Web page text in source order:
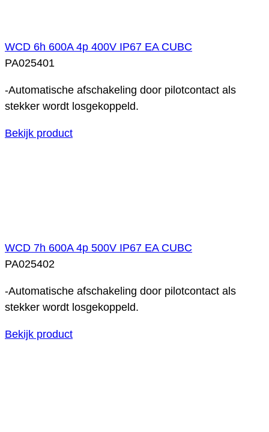
WCD 6h 600A 4p 400V IP67 EA CUBC
PA025401
-Automatische afschakeling door pilotcontact als
stekker wordt losgekoppeld.
Bekijk product
WCD 7h 600A 4p 500V IP67 EA CUBC
PA025402
-Automatische afschakeling door pilotcontact als
stekker wordt losgekoppeld.
Bekijk product